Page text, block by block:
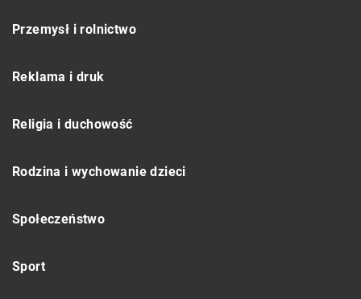
Przemysł i rolnictwo
Reklama i druk
Religia i duchowość
Rodzina i wychowanie dzieci
Społeczeństwo
Sport